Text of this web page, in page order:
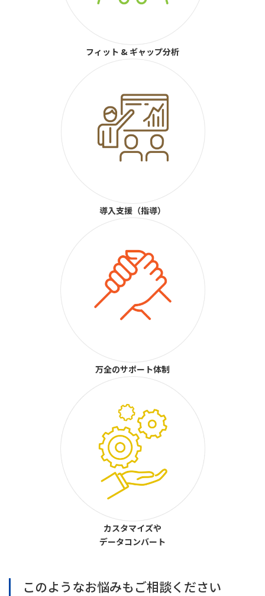
フィット & ギャップ分析
導入支援（指導）
万全のサポート体制
カスタマイズや
データコンバート
このようなお悩みもご相談ください